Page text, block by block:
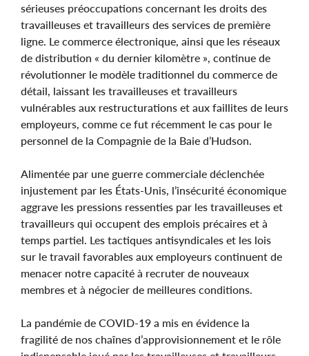
sérieuses préoccupations concernant les droits des
travailleuses et travailleurs des services de première
ligne. Le commerce électronique, ainsi que les réseaux
de distribution « du dernier kilomètre », continue de
révolutionner le modèle traditionnel du commerce de
détail, laissant les travailleuses et travailleurs
vulnérables aux restructurations et aux faillites de leurs
employeurs, comme ce fut récemment le cas pour le
personnel de la Compagnie de la Baie d’Hudson.
Alimentée par une guerre commerciale déclenchée
injustement par les États-Unis, l’insécurité économique
aggrave les pressions ressenties par les travailleuses et
travailleurs qui occupent des emplois précaires et à
temps partiel. Les tactiques antisyndicales et les lois
sur le travail favorables aux employeurs continuent de
menacer notre capacité à recruter de nouveaux
membres et à négocier de meilleures conditions.
La pandémie de COVID-19 a mis en évidence la
fragilité de nos chaînes d’approvisionnement et le rôle